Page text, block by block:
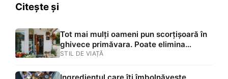
Citește și
Tot mai mulți oameni pun scorțișoară în
ghivece primăvara. Poate elimina
invazia de dăunători
STIL DE VIAȚĂ